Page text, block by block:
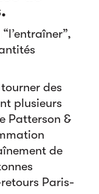
des
plusieurs
Patterson &
de
Paris-